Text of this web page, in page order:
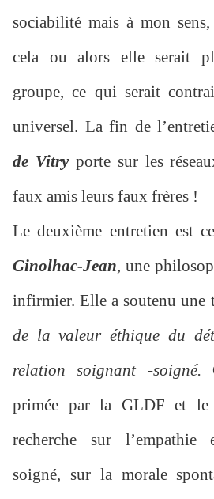
sociabilité mais à mon
cela ou alors elle serait
groupe, ce qui serait
universel. La fin de
de Vitry porte sur les
faux amis leurs faux frères !
Le deuxième entretien est
Ginolhac-Jean, une
infirmier. Elle a soutenu une
de la valeur éthique du
relation soignant -soigné.
primée par la GLDF et le
recherche sur l’empathie
soigné, sur la morale